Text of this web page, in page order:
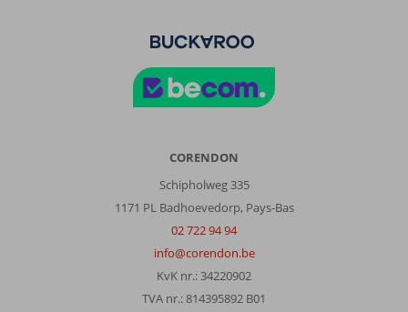
CORENDON
Schipholweg 335
1171 PL Badhoevedorp, Pays-Bas
02 722 94 94
info@corendon.be
KvK nr.: 34220902
TVA nr.: 814395892 B01